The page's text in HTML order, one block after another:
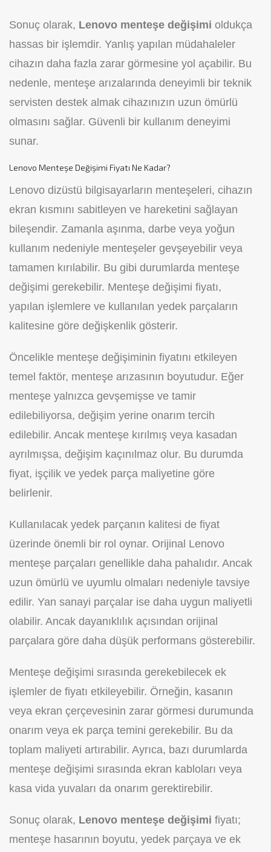
Sonuç olarak, Lenovo menteşe değişimi oldukça
hassas bir işlemdir. Yanlış yapılan müdahaleler
cihazın daha fazla zarar görmesine yol açabilir. Bu
nedenle, menteşe arızalarında deneyimli bir teknik
servisten destek almak cihazınızın uzun ömürlü
olmasını sağlar. Güvenli bir kullanım deneyimi
sunar.
Lenovo Menteşe Değişimi Fiyatı Ne Kadar?
Lenovo dizüstü bilgisayarların menteşeleri, cihazın
ekran kısmını sabitleyen ve hareketini sağlayan
bileşendir. Zamanla aşınma, darbe veya yoğun
kullanım nedeniyle menteşeler gevşeyebilir veya
tamamen kırılabilir. Bu gibi durumlarda menteşe
değişimi gerekebilir. Menteşe değişimi fiyatı,
yapılan işlemlere ve kullanılan yedek parçaların
kalitesine göre değişkenlik gösterir.
Öncelikle menteşe değişiminin fiyatını etkileyen
temel faktör, menteşe arızasının boyutudur. Eğer
menteşe yalnızca gevşemişse ve tamir
edilebiliyorsa, değişim yerine onarım tercih
edilebilir. Ancak menteşe kırılmış veya kasadan
ayrılmışsa, değişim kaçınılmaz olur. Bu durumda
fiyat, işçilik ve yedek parça maliyetine göre
belirlenir.
Kullanılacak yedek parçanın kalitesi de fiyat
üzerinde önemli bir rol oynar. Orijinal Lenovo
menteşe parçaları genellikle daha pahalıdır. Ancak
uzun ömürlü ve uyumlu olmaları nedeniyle tavsiye
edilir. Yan sanayi parçalar ise daha uygun maliyetli
olabilir. Ancak dayanıklılık açısından orijinal
parçalara göre daha düşük performans gösterebilir.
Menteşe değişimi sırasında gerekebilecek ek
işlemler de fiyatı etkileyebilir. Örneğin, kasanın
veya ekran çerçevesinin zarar görmesi durumunda
onarım veya ek parça temini gerekebilir. Bu da
toplam maliyeti artırabilir. Ayrıca, bazı durumlarda
menteşe değişimi sırasında ekran kabloları veya
kasa vida yuvaları da onarım gerektirebilir.
Sonuç olarak, Lenovo menteşe değişimi fiyatı;
menteşe hasarının boyutu, yedek parçaya ve ek